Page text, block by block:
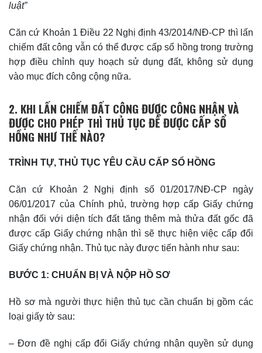
luật”
Căn cứ Khoản 1 Điều 22 Nghị định 43/2014/NĐ-CP thì lấn
chiếm đất công vẫn có thể được cấp sổ hồng trong trường
hợp điều chỉnh quy hoạch sử dụng đất, không sử dụng
vào mục đích công cộng nữa.
2. KHI LẤN CHIẾM ĐẤT CÔNG ĐƯỢC CÔNG NHẬN VÀ
ĐƯỢC CHO PHÉP THÌ THỦ TỤC ĐỂ ĐƯỢC CẤP SỔ
HỒNG NHƯ THẾ NÀO?
TRÌNH TỰ, THỦ TỤC YÊU CẦU CẤP SỔ HỒNG
Căn cứ Khoản 2 Nghị định số 01/2017/NĐ-CP ngày
06/01/2017 của Chính phủ, trường hợp cấp Giấy chứng
nhận đối với diện tích đất tăng thêm mà thửa đất gốc đã
được cấp Giấy chứng nhận thì sẽ thực hiện việc cấp đổi
Giấy chứng nhận. Thủ tục này được tiến hành như sau:
BƯỚC 1: CHUẨN BỊ VÀ NỘP HỒ SƠ
Hồ sơ mà người thực hiện thủ tục cần chuẩn bị gồm các
loại giấy tờ sau:
– Đơn đề nghị cấp đổi Giấy chứng nhận quyền sử dụng